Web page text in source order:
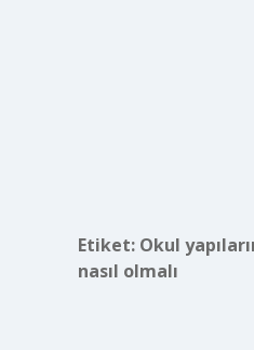
Etiket: Okul
nasıl olmalı